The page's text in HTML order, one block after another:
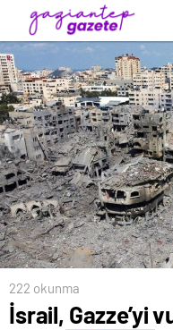
222 okunma
İsrail, Gazze’yi